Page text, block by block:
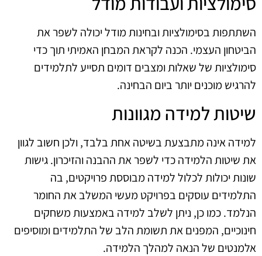
השתתפות בסימולציות ובחינות מודל יכולה לשפר את
הביטחון העצמי. הכנה לקראת המבחן האמיתי תוך כדי
סימולציות של שאלות ומצבים דומים תסייע לתלמידים
להרגיש מוכנים יותר ביום הבחינה.
שיטות למידה מגוונות
למידה אינה מתבצעת בשיטה אחת בלבד, ולכן חשוב לגוון
את שיטות הלמידה כדי לשפר את ההבנה והזיכרון. גישות
שונות יכולות לכלול למידה מבוססת פרויקטים, בה
התלמידים עוסקים בפרויקט מעשי המשלב את החומר
הנלמד. כמו כן, ניתן לשלב למידה באמצעות משחקים
חינוכיים, המפנים את תשומת הלב של התלמידים ומוסיפים
אלמנטים של הנאה למהלך הלמידה.